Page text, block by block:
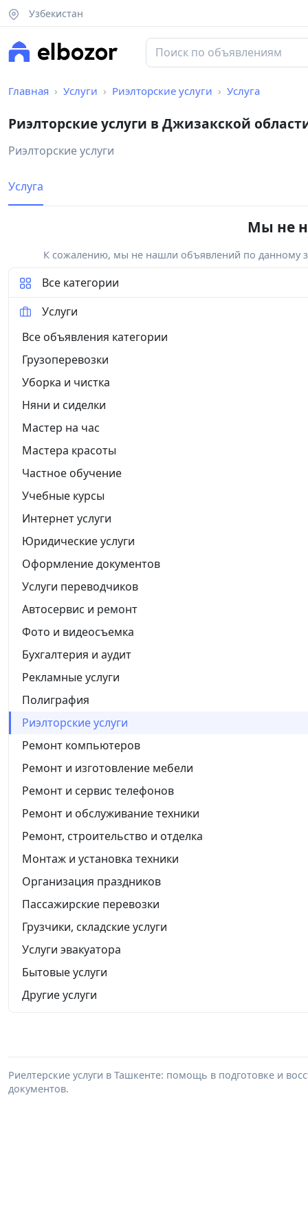
Узбекистан
Главная Услуги Риэлторские услуги Услуга
Риэлторские услуги в Джизакской
Риэлторские услуги
Услуга
Мы не
К сожалению, мы не нашли объявлений по данному
Все категории
Услуги
Все объявления категории
Грузоперевозки
Уборка и чистка
Няни и сиделки
Мастер на час
Мастера красоты
Частное обучение
Учебные курсы
Интернет услуги
Юридические услуги
Оформление документов
Услуги переводчиков
Автосервис и ремонт
Фото и видеосъемка
Бухгалтерия и аудит
Рекламные услуги
Полиграфия
Риэлторские услуги
Ремонт компьютеров
Ремонт и изготовление мебели
Ремонт и сервис телефонов
Ремонт и обслуживание техники
Ремонт, строительство и отделка
Монтаж и установка техники
Организация праздников
Пассажирские перевозки
Грузчики, складские услуги
Услуги эвакуатора
Бытовые услуги
Другие услуги
Риелтерские услуги в Ташкенте: помощь в подготовке и
документов.